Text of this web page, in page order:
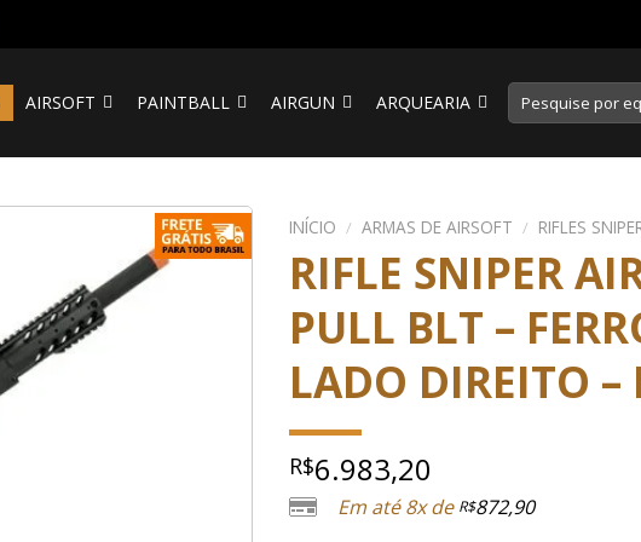
AIRSOFT PAINTBALL AIRGUN ARQUEARIA
Pesquisar
por:
INÍCIO / ARMAS DE AIRSOFT / RIFLES
RIFLE SNIPER
PULL BLT –
LADO DIREITO –
R$6.983,20
Em até 8x de R$872,90